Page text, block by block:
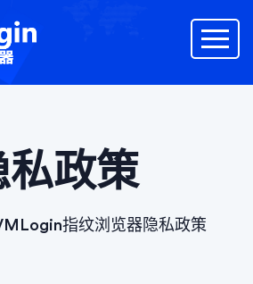
私政策
指纹浏览器隐私政策